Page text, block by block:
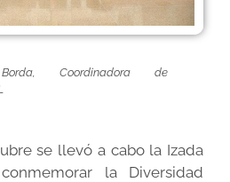
Coordinadora de
se llevó a cabo la Izada
la Diversidad